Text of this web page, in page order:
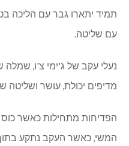
תמיד יתארו גבר עם הליכה
עם שליטה.
נעלי עקב של ג'ימי צ'ו, שמלה
מדיפים יכולת, עושר ושליטה
הפדיחות מתחילות כאשר
המשי, כאשר העקב נתקע